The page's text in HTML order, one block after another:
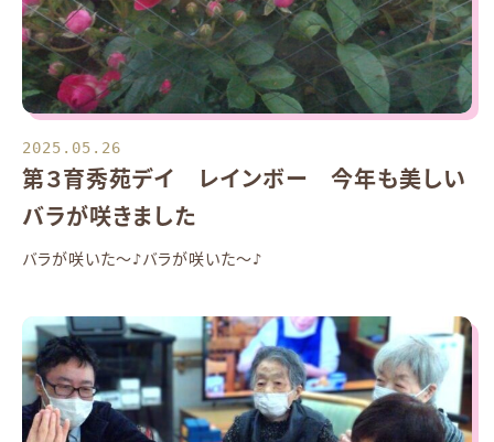
2025.05.26
第３育秀苑デイ レインボー 今年も美しい
バラが咲きました
バラが咲いた～♪バラが咲いた～♪